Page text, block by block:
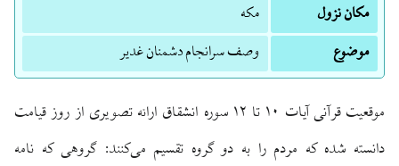
مکان نزول
مکه
موضوع
وصف سرانجام دشمنان غدیر
موقعیت قرآنی آیات ۱۰ تا ۱۲ سوره انشقاق ارائه تصویری از روز قیامت
دانسته شده که مردم را به دو گروه تقسیم می‌کنند: گروهی که نامه